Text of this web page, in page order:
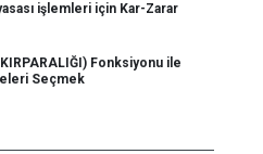
işlemleri için Kar-Zarar
Fonksiyonu ile
Seçmek